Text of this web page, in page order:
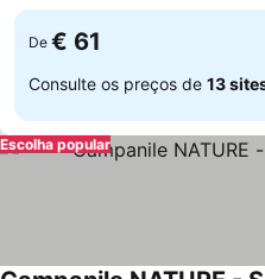
De € 61
Consulte os preços de 13
Escolha popular